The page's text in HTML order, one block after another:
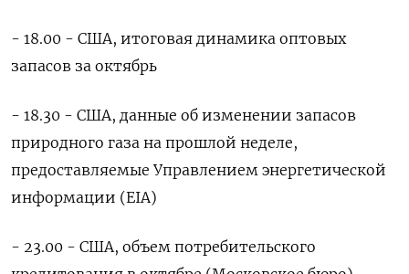
- 18.00 - США, итоговая динамика оптовых
запасов за октябрь
- 18.30 - США, данные об изменении запасов
природного газа на прошлой неделе,
предоставляемые Управлением энергетической
информации (EIA)
- 23.00 - США, объем потребительского